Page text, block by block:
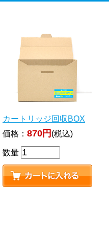
カートリッジ回収BOX
価格： 870円 (税込)
数量